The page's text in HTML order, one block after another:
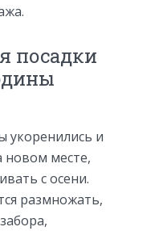
посадки
укоренились и
новом месте,
с осени.
размножать,